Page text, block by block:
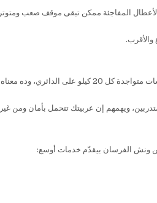
المفاجئة ممكن تبقى موقف صعب
أكتر حاجة بتميز ونش الفرسان هي الانتشار.
ويهمهم إن عربيتك تتحمل بأمان ومن
ونش الفرسان بيقدّم خدمات أوسع: